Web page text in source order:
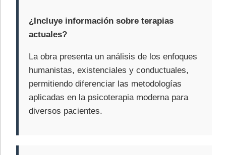
¿Incluye información sobre terapias
actuales?
La obra presenta un análisis de los enfoques
humanistas, existenciales y conductuales,
permitiendo diferenciar las metodologías
aplicadas en la psicoterapia moderna para
diversos pacientes.